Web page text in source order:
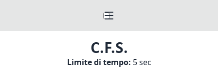
C.F.S.
Limite di tempo: 5 sec